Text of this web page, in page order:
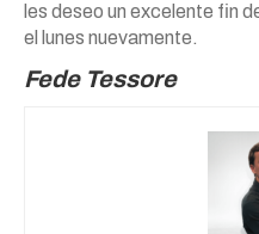
les deseo un excelente fin
el lunes nuevamente.
Fede Tessore